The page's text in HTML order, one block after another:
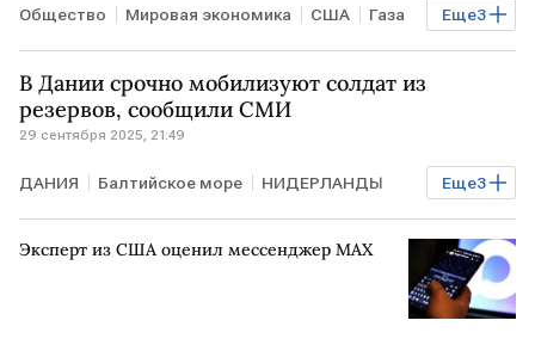
Еще3
Общество Мировая экономика США Газа
ИЗРАИЛЬ Дональд Трамп В мире
В Дании срочно мобилизуют солдат из
резервов, сообщили СМИ
29 сентября 2025, 21:49
Еще3
ДАНИЯ Балтийское море НИДЕРЛАНДЫ
Сергей Лавров НАТО ЕС
Эксперт из США оценил мессенджер MAX